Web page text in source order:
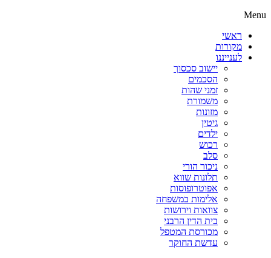
Menu
ראשי
מקורות
לענייננו
יישוב סכסוך
הסכמים
זמני שהות
משמורת
מזונות
גיטין
ילדים
רכוש
סלב
ניכור הורי
תלונות שווא
אפוטרופוסות
אלימות במשפחה
צוואות וירושות
בית הדין הרבני
מכורסת המטפל
עדשת החוקר